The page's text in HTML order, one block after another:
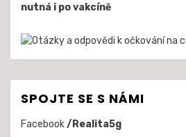
nutná i po vakcíně
SPOJTE SE S NÁMI
Facebook/Realita5g